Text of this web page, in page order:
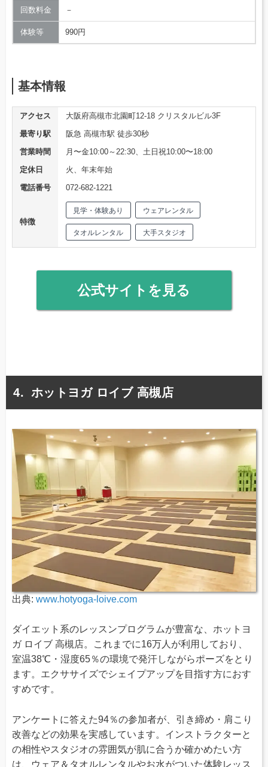
回数料金 －
体験等 990円
基本情報
アクセス
大阪府高槻市北園町12-18 クリスタルビル3F
最寄り駅
阪急 高槻市駅 徒歩30秒
営業時間
月〜金10:00～22:30、土日祝10:00〜18:00
定休日
火、年末年始
電話番号
072-682-1221
特徴
見学・体験あり ウェアレンタル
タオルレンタル 大手スタジオ
公式サイトを見る
ホットヨガ ロイブ 高槻店
出典: www.hotyoga-loive.com
ダイエット系のレッスンプログラムが豊富な、ホットヨ
ガ ロイブ 高槻店。これまでに16万人が利用しており、
室温38℃・湿度65％の環境で発汗しながらポーズをとり
ます。エクササイズでシェイプアップを目指す方におす
すめです。
アンケートに答えた94％の参加者が、引き締め・肩こり
改善などの効果を実感しています。インストラクターと
の相性やスタジオの雰囲気が肌に合うか確かめたい方
は、ウェア＆タオルレンタルやお水がついた体験レッス